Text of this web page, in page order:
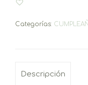
cantidad
Categorías:
Descripción